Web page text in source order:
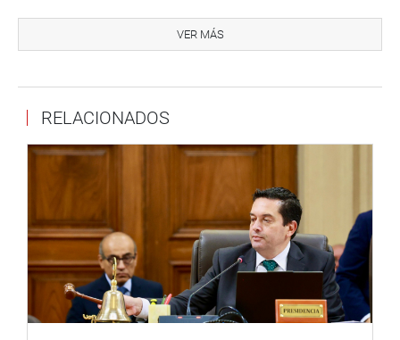
País), solicitó que el MINSA rinda cuentas al país sobre el
vencimiento de las vacunas bivalente.
“Este hecho ha puesto en riesgo la vida de todos los
peruanos. Hemos tenido una reunión con los entes
involucrados, quienes se han comprometido a brindar un
informe completo, para conocer el estado real de las
vacunas y el proceso de vacunación”.
En la sesión se escuchó también a Leyda Rimarachín
Cayatopa, vicegobernadora de Amazonas y a Diógenes
Celis Jiménez, alcalde provincial de Utcubamba.
DICTAMEN
En otro momento la comisión parlamentaria aprobó por
unanimidad (14 votos a favor), el dictamen de
VER MÁS
RELACIONADOS